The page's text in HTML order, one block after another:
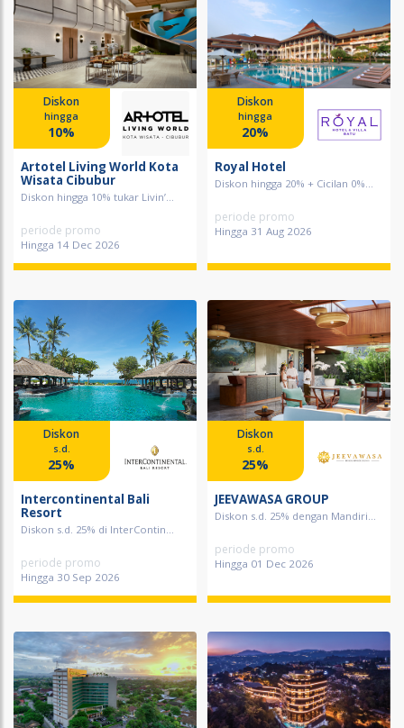
Diskon
hingga
10%
Artotel Living World Kota
Wisata Cibubur
Diskon hingga 10% tukar Livin’...
periode promo
Hingga 14 Dec 2026
Diskon
hingga
20%
Royal Hotel
Diskon hingga 20% + Cicilan 0%...
periode promo
Hingga 31 Aug 2026
Diskon
s.d.
25%
Intercontinental Bali
Resort
Diskon s.d. 25% di InterContin...
periode promo
Hingga 30 Sep 2026
Diskon
s.d.
25%
JEEVAWASA GROUP
Diskon s.d. 25% dengan Mandiri...
periode promo
Hingga 01 Dec 2026